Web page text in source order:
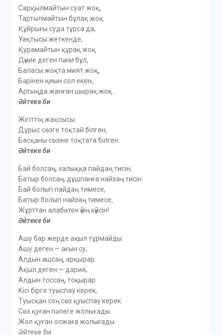
Сарқылмайтын суат жоқ,
Тартылмайтын бұлақ жоқ.
Құйрығы суда тұрса да,
Уақтысы жеткенде,
Қурамайтын құрақ жоқ.
Дүние деген пәни бұл,
Баласы жоқта мият жоқ,
Бәрінен қиын сол екен,
Артыңда жанған шырақ жоқ…
Әйтеке би
Жігіттің жақсысы:
Дұрыс сөзге тоқтай білген,
Басқаны сөзіне тоқтата білген.
Әйтеке би
Бай болсаң, халыққа пайдаң тисін;
Батыр болсаң, дұшпанға найзаң тисін.
Бай болып пайдаң тимесе,
Батыр болып найзаң тимесе,
Жұрттан алабөтен үйің күйсін!
Әйтеке би
Ашу бар жерде ақыл тұрмайды.
Ашу деген — ағын су,
Алдын ашсаң, арқырар.
Ақыл деген — дария,
Алдын тоссаң, тоқырар.
Кісі бірге туыспау керек,
Туысқан соң сөз қуыспау керек.
Сөз қуған пәлеге жолығады.
Жол қуған олжаға жолығады.
Әйтеке би